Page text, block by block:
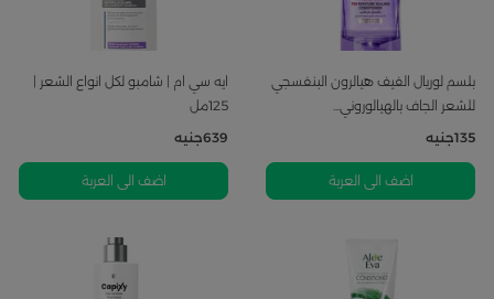
بلسم لوريال الفيف هيالرون البنفسجي
للشعر الجاف بالهيالوروني...
135جنيه
اضف الى العربة
ايه سي ام | شامبو لكل انواع الشعر |
125مل
639جنيه
اضف الى العربة